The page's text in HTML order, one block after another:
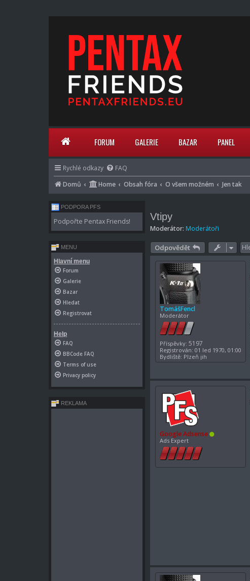
FORUM GALERIE BAZAR PANEL
Rychlé odkazy FAQ
Domů
Home Obsah fóra O všem možném Jen tak
Vtipy
Moderátor: Moderátoři
Odpovědět
TomášFencl
Moderátor
Příspěvky: 5197
Registrován: 01 led 1970, 01:00
Bydliště: Plzeň jih
Google Adsense
Ads Expert
PODPORA PFS
Podpořte Pentax Friends!
MENU
Hlavní menu
Forum
Galerie
Bazar
Hledat
Registrovat
Help
FAQ
BBCode FAQ
Terms of use
Privacy policy
REKLAMA